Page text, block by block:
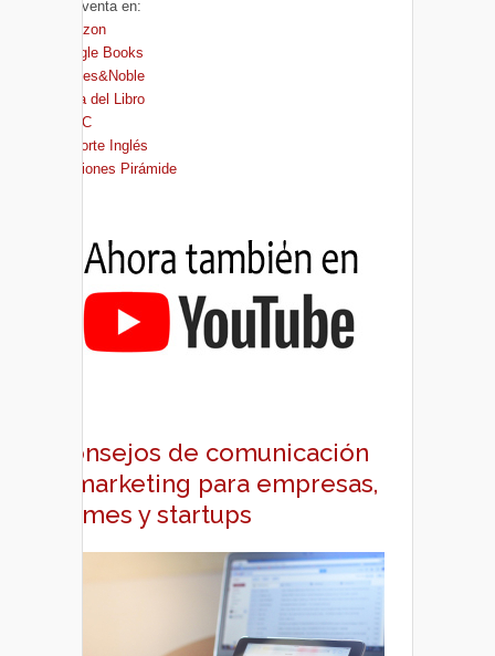
A la venta en:
Amazon
Google Books
Barnes&Noble
Casa del Libro
FNAC
El Corte Inglés
Ediciones Pirámide
Consejos de comunicación
y marketing para empresas,
pymes y startups